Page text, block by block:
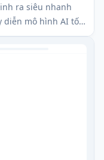
ra siêu nhanh
diễn mô hình AI tối